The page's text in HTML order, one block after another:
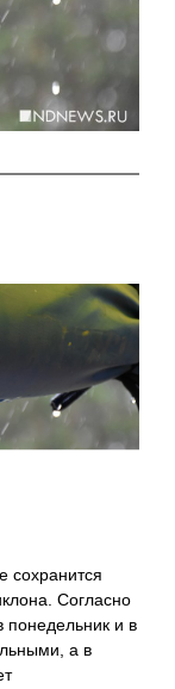
сохранится
Согласно
понедельник и в
а в